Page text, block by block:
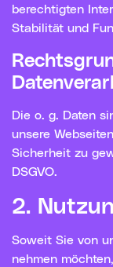
berechtigten
Stabilität und
Die o. g. Daten
unsere
Sicherheit zu
DSGVO.
2.
Soweit Sie von
nehmen